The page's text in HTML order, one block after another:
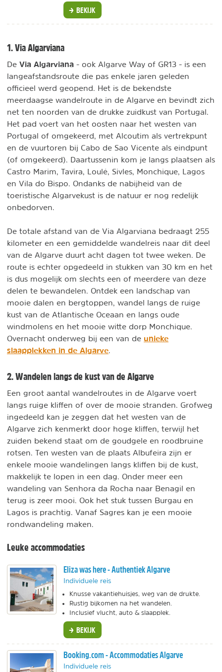
BEKIJK
1. Via Algarviana
De Via Algarviana - ook Algarve Way of GR13 - is een
langeafstandsroute die pas enkele jaren geleden
officieel werd geopend. Het is de bekendste
meerdaagse wandelroute in de Algarve en bevindt zich
net ten noorden van de drukke zuidkust van Portugal.
Het pad voert van het oosten naar het westen van
Portugal of omgekeerd, met Alcoutim als vertrekpunt
en de vuurtoren bij Cabo de Sao Vicente als eindpunt
(of omgekeerd). Daartussenin kom je langs plaatsen als
Castro Marim, Tavira, Loulé, Sivles, Monchique, Lagos
en Vila do Bispo. Ondanks de nabijheid van de
toeristische Algarvekust is de natuur er nog redelijk
onbedorven.
De totale afstand van de Via Algarviana bedraagt 255
kilometer en een gemiddelde wandelreis naar dit deel
van de Algarve duurt acht dagen tot twee weken. De
route is echter opgedeeld in stukken van 30 km en het
is dus mogelijk om slechts een of meerdere van deze
delen te bewandelen. Ontdek een landschap van
mooie dalen en bergtoppen, wandel langs de ruige
kust van de Atlantische Oceaan en langs oude
windmolens en het mooie witte dorp Monchique.
Overnacht onderweg bij een van de unieke
slaapplekken in de Algarve
2. Wandelen langs de kust van de Algarve
Een groot aantal wandelroutes in de Algarve voert
langs ruige kliffen of over de mooie stranden. Grofweg
ingedeeld kan je zeggen dat het westen van de
Algarve zich kenmerkt door hoge kliffen, terwijl het
zuiden bekend staat om de goudgele en roodbruine
rotsen. Ten westen van de plaats Albufeira zijn er
enkele mooie wandelingen langs kliffen bij de kust,
makkelijk te lopen in een dag. Onder meer een
wandeling van Senhora da Rocha naar Benagil en
terug is zeer mooi. Ook het stuk tussen Burgau en
Lagos is prachtig. Vanaf Sagres kan je een mooie
rondwandeling maken.
Leuke accommodaties
Eliza was here - Authentiek Algarve
Individuele reis
Knusse vakantiehuisjes, weg van de drukte.
Rustig bijkomen na het wandelen.
Inclusief vlucht, auto & slaapplek.
BEKIJK
Booking.com - Accommodaties Algarve
Individuele reis